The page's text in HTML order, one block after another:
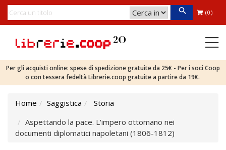
(0)
Per gli acquisti online: spese di spedizione gratuite da 25€ - Per i soci Coop
o con tessera fedeltà Librerie.coop gratuite a partire da 19€.
Home Saggistica
Storia
Aspettando la pace. L'impero ottomano nei
documenti diplomatici napoletani (1806-1812)